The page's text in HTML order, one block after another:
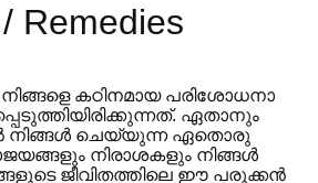
Remedies
കഠിനമായ പരിശോധനാ
ഏതാനും
നിങ്ങൾ ചെയ്യുന്ന ഏതൊരു
നിരാശകളും നിങ്ങൾ
ജീവിതത്തിലെ ഈ പരുക്കൻ